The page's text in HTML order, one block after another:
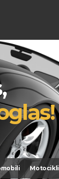
Motocikli